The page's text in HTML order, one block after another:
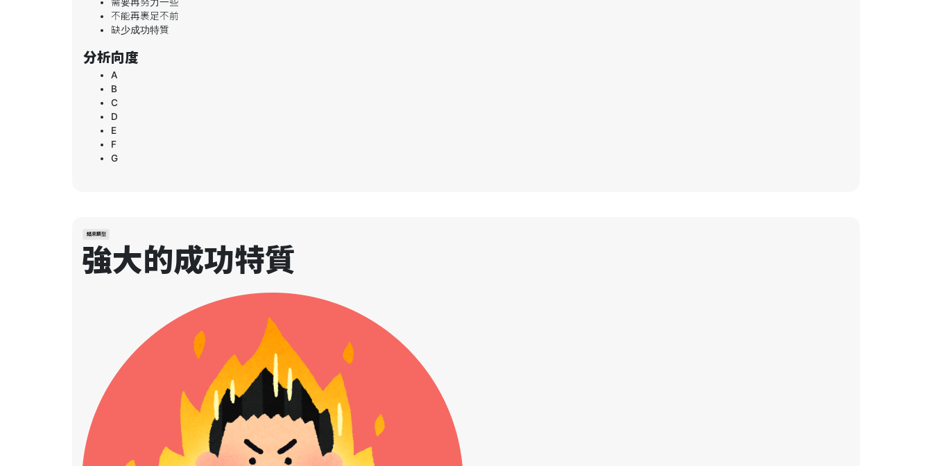
不能再裹足不前
缺少成功特質
分析向度
A
B
C
D
E
F
G
結果類型
強大的成功特質